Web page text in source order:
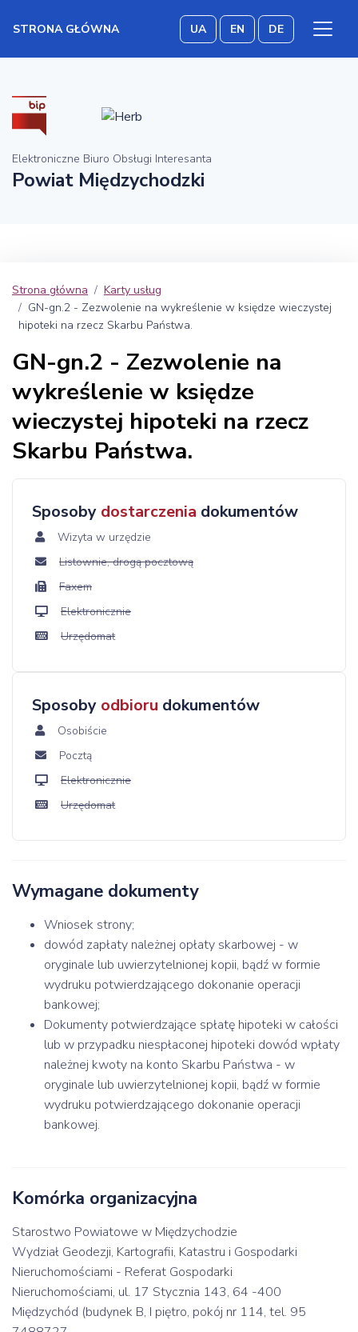
STRONA GŁÓWNA UA EN DE
Elektroniczne Biuro Obsługi Interesanta
Powiat Międzychodzki
Strona główna
Karty usług
GN-gn.2 - Zezwolenie na wykreślenie w księdze wieczystej
hipoteki na rzecz Skarbu Państwa.
GN-gn.2 - Zezwolenie na
wykreślenie w księdze
wieczystej hipoteki na rzecz
Skarbu Państwa.
Sposoby dostarczenia dokumentów
Wizyta w urzędzie
Listownie, drogą pocztową
Faxem
Elektronicznie
Urzędomat
Sposoby odbioru dokumentów
Osobiście
Pocztą
Elektronicznie
Urzędomat
Wymagane dokumenty
Wniosek strony;
dowód zapłaty należnej opłaty skarbowej - w
oryginale lub uwierzytelnionej kopii, bądź w formie
wydruku potwierdzającego dokonanie operacji
bankowej;
Dokumenty potwierdzające spłatę hipoteki w całości
lub w przypadku niespłaconej hipoteki dowód wpłaty
należnej kwoty na konto Skarbu Państwa - w
oryginale lub uwierzytelnionej kopii, bądź w formie
wydruku potwierdzającego dokonanie operacji
bankowej.
Komórka organizacyjna
Starostwo Powiatowe w Międzychodzie
Wydział Geodezji, Kartografii, Katastru i Gospodarki
Nieruchomościami - Referat Gospodarki
Nieruchomościami, ul. 17 Stycznia 143, 64 -400
Międzychód (budynek B, I piętro, pokój nr 114, tel. 95